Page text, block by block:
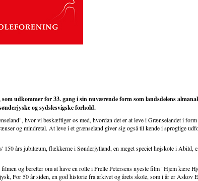
udkommer for 33. gang i sin nuværende form som landsdelens
og sydslesvigske forhold.
hvor vi beskæftiger os med, hvordan det er at leve i Grænselandet i
og mindretal. At leve i et grænseland giver sig også til kende i sproglige
års jubilæum, flækkerne i Sønderjylland, en meget speciel højskole i Abild,
filmen og beretter om at have en rolle i Frelle Petersens nyeste film "Hjem kære
For 50 år siden, en god historie fra arkivet og årets skole, som i år er Askov